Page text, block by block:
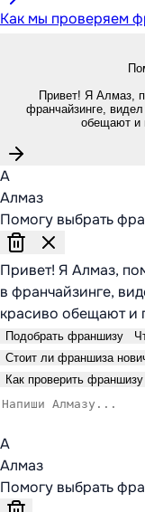
Как мы проверяем
Привет! Я Алмаз,
франчайзинге,
обещают и
А
Алмаз
Помогу выбрать
Привет! Я Алмаз,
в франчайзинге,
красиво обещают и
Подобрать франшизу
Стоит ли франшиза
Как проверить
А
Алмаз
Помогу выбрать